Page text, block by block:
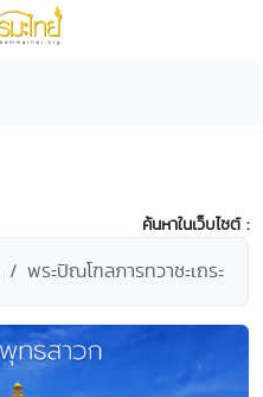
ค้นหาในเว็บไซต์ :
พระปิณโฑลภารทวาชะเถระ